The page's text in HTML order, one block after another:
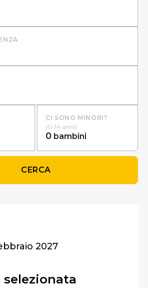
CI SONO MINORI?
(0-14 anni)
0 bambini
CERCA
2027
selezionata